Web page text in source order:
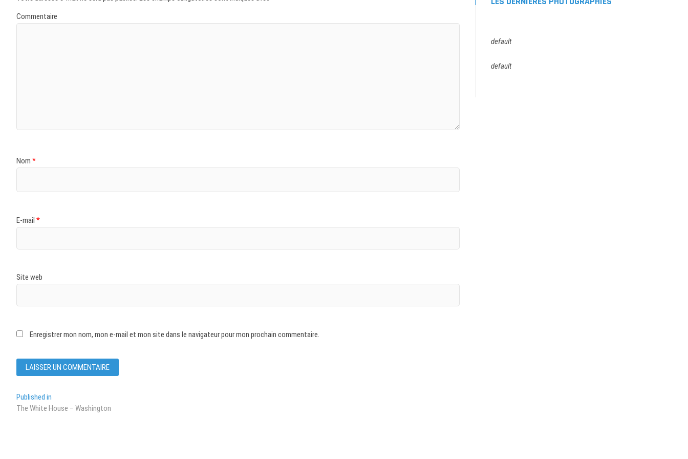
Commentaire
Nom *
E-mail *
Site web
Enregistrer mon nom, mon e-mail et mon site dans le navigateur pour mon prochain commentaire.
Navigation
de
Published in
The White House – Washington
default
default